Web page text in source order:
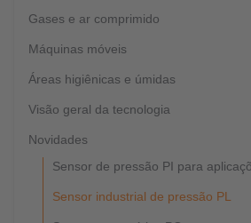
Gases e ar comprimido
Máquinas móveis
Áreas higiênicas e úmidas
Visão geral da tecnologia
Novidades
Sensor de pressão PI para
Sensor industrial de pressão PL